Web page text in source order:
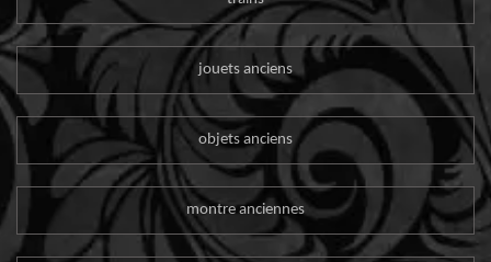
jouets anciens
objets anciens
montre anciennes